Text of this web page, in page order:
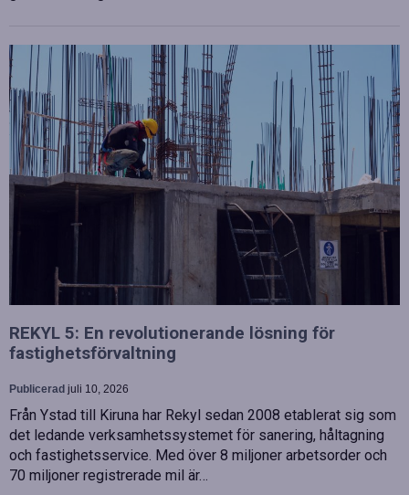
REKYL 5: En revolutionerande lösning för
fastighetsförvaltning
Publicerad juli 10, 2026
Från Ystad till Kiruna har Rekyl sedan 2008 etablerat sig som
det ledande verksamhetssystemet för sanering, håltagning
och fastighetsservice. Med över 8 miljoner arbetsorder och
70 miljoner registrerade mil är…